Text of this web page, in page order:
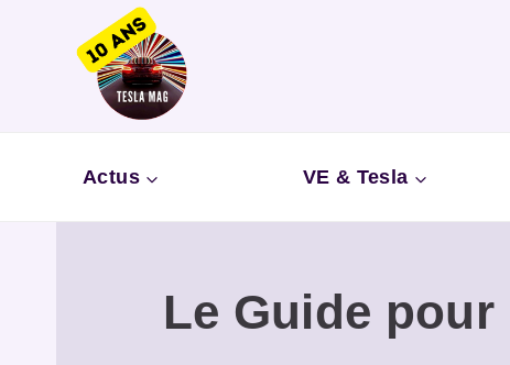
Actus VE & Tesla
Le Guide pour